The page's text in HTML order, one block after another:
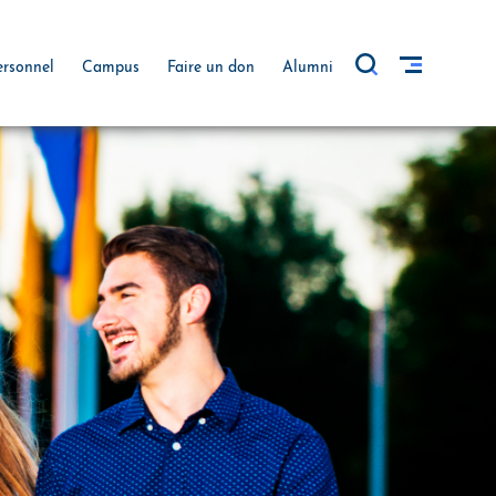
Campus Faire un don Alumni